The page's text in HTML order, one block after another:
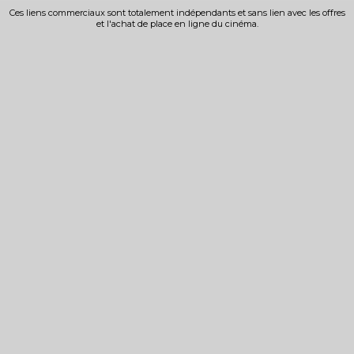
Ces liens commerciaux sont totalement indépendants et sans lien avec les offres
et l'achat de place en ligne du cinéma.